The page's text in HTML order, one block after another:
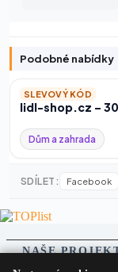
Podobné nabídky
SLEVOVÝ KÓD
lidl-shop.cz –
Dům a zahrada
SDÍLET: Facebook
NAŠE